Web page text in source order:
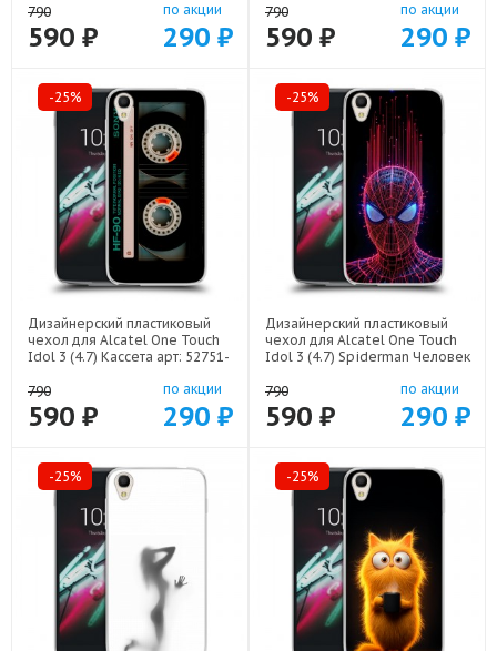
790
590 ₽
по акции
290 ₽
790
590 ₽
по акции
290 ₽
-25%
Дизайнерский пластиковый
чехол для Alcatel One Touch
Idol 3 (4.7) Кассета арт: 52751-
790
590 ₽
по акции
290 ₽
-25%
Дизайнерский пластиковый
чехол для Alcatel One Touch
Idol 3 (4.7) Spiderman Человек
790
590 ₽
по акции
290 ₽
-25% -25%